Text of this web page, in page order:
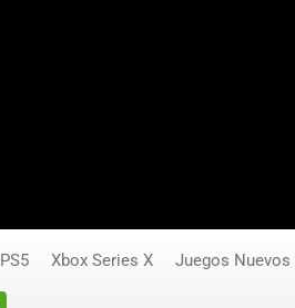
PS5 Xbox Series X Juegos Nuevos